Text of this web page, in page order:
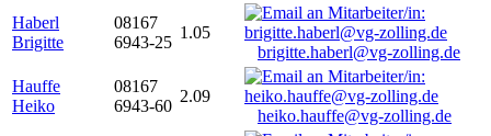
Haberl
Brigitte
08167
6943-25
1.05
brigitte.haberl@vg-zolling.de
Hauffe
Heiko
08167
6943-60
2.09
heiko.hauffe@vg-zolling.de